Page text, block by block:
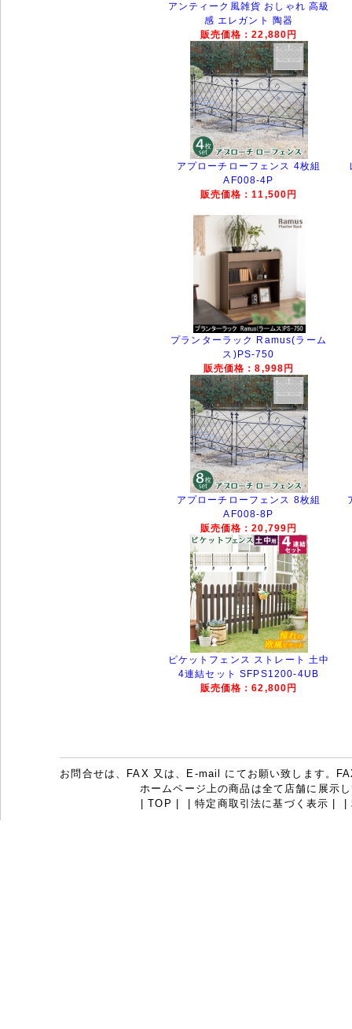
アンティーク風雑貨 おしゃれ 高級
感 エレガント 陶器
販売価格：22,880円
アプローチローフェンス 4枚組
AF008-4P
販売価格：11,500円
プランターラック Ramus(ラーム
ス)PS-750
販売価格：8,998円
アプローチローフェンス 8枚組
AF008-8P
販売価格：20,799円
ピケットフェンス ストレート 土中
4連結セット SFPS1200-4UB
販売価格：62,800円
お問合せは、FAX 又は、E-mail にてお願い致します。
ホームページ上の商品は全て店舗に展示
|TOP |特定商取引法に基づく表示 |